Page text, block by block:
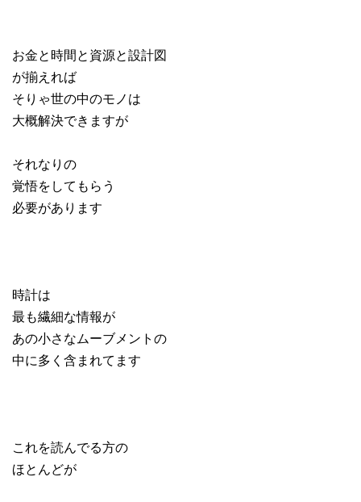
お金と時間と資源と設計図
が揃えれば
そりゃ世の中のモノは
大概解決できますが
それなりの
覚悟をしてもらう
必要があります
時計は
最も繊細な情報が
あの小さなムーブメントの
中に多く含まれてます
これを読んでる方の
ほとんどが